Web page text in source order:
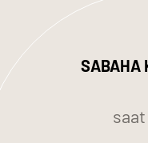
SABAHA
saat